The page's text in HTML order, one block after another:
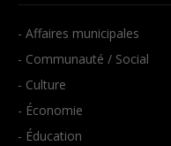
- Affaires municipales
- Communauté / Social
- Culture
- Économie
- Éducation